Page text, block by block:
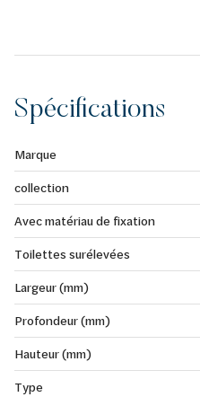
Spécifications
Marque
collection
Avec matériau de fixation
Toilettes surélevées
Largeur (mm)
Profondeur (mm)
Hauteur (mm)
Type